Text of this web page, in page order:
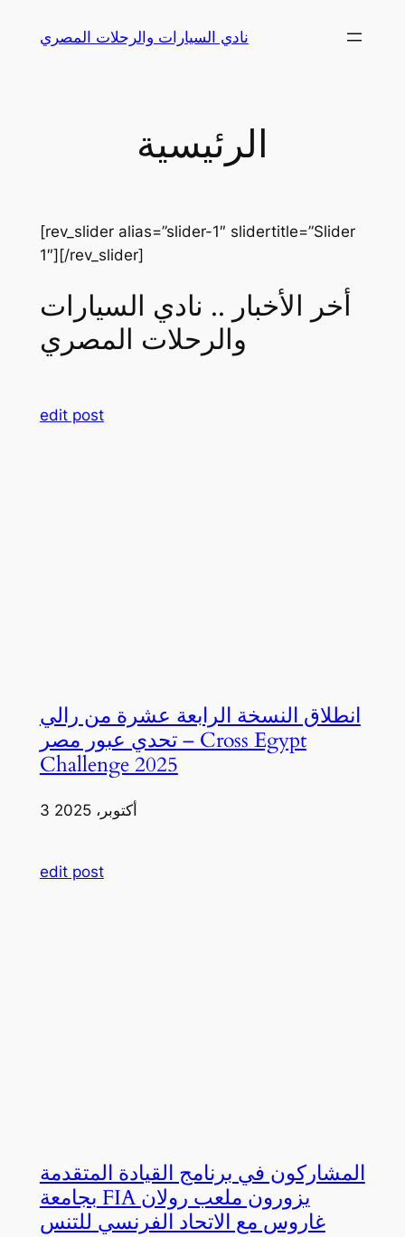
نادي السيارات والرحلات المصري
الرئيسية
[rev_slider alias=”slider-1″ slidertitle=”Slider
1″][/rev_slider]
أخر الأخبار .. نادي السيارات
والرحلات المصري
edit post
انطلاق النسخة الرابعة عشرة من رالي
تحدي عبور مصر – Cross Egypt
Challenge 2025
3 أكتوبر، 2025
edit post
المشاركون في برنامج القيادة المتقدمة
بجامعة FIA يزورون ملعب رولان
غاروس مع الاتحاد الفرنسي للتنس